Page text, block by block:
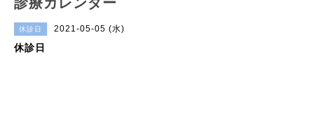
休診日 2021-05-05 (水)
休診日